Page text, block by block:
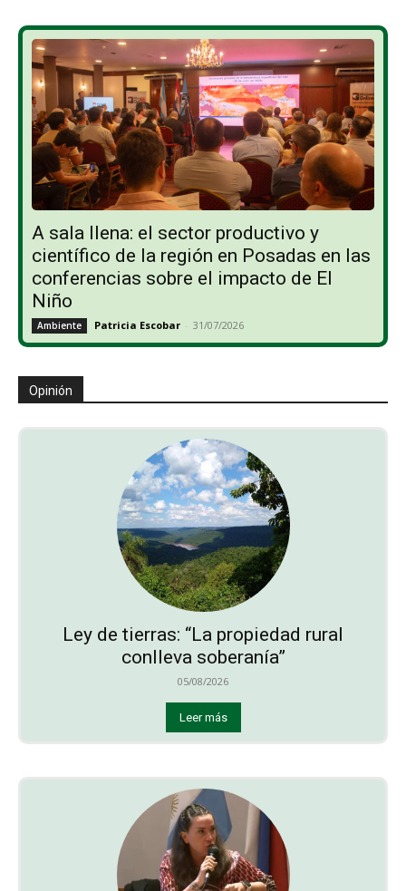
A sala llena: el sector productivo y
científico de la región en Posadas en las
conferencias sobre el impacto de El
Niño
Ambiente Patricia Escobar - 31/07/2026
Opinión
Ley de tierras: “La propiedad rural
conlleva soberanía”
05/08/2026
Leer más